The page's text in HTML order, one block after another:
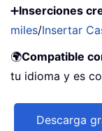
➕Inserciones
miles/Insertar
🌍Compatible
tu idioma y es
Descarga